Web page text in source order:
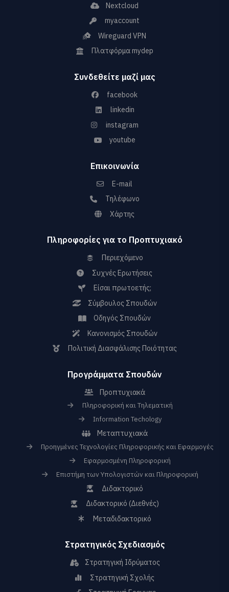
Nextcloud
myaccount
Wireguard VPN
Πλατφόρμα mydep
Συνδεθείτε μαζί μας
facebook
linkedin
instagram
youtube
Επικοινωνία
E-mail
Τηλέφωνο
Χάρτης
Πληροφορίες για το Προπτυχιακό
Περιεχόμενο
Συχνές Ερωτήσεις
Είσαι πρωτοετής;
Σύμβουλος Σπουδών
Οδηγός Σπουδών
Κανονισμός Σπουδών
Πολιτική Διασφάλισης Ποιότητας
Προγράμματα Σπουδών
Προπτυχιακά
Πληροφορική και Τηλεματική
Information Techology
Μεταπτυχιακά
Προηγμένες Τεχνολογίες Πληροφορικής και Εφαρμογές
Εφαρμοσμένη Πληροφορική
Επιστήμη των Υπολογιστών και Πληροφορική
Διδακτορικό
Διδακτορικό (Διεθνές)
Μεταδιδακτορικό
Στρατηγικός Σχεδιασμός
Στρατηγική Ιδρύματος
Στρατηγική Σχολής